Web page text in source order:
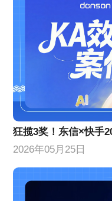
狂揽3奖！东信×快手
2026年05月25日